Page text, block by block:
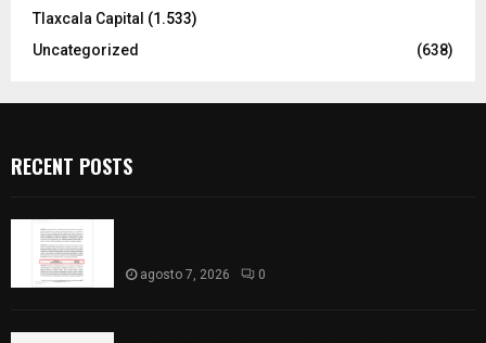
Tlaxcala Capital (1.533)
Uncategorized
(638)
RECENT POSTS
agosto 7, 2026 0